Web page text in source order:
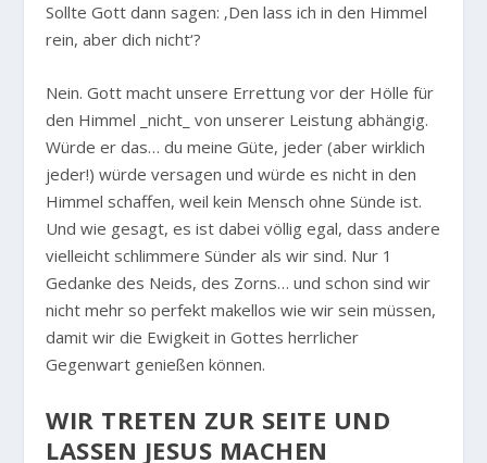
Sollte Gott dann sagen: ‚Den lass ich in den Himmel
rein, aber dich nicht‘?
Nein. Gott macht unsere Errettung vor der Hölle für
den Himmel _nicht_ von unserer Leistung abhängig.
Würde er das… du meine Güte, jeder (aber wirklich
jeder!) würde versagen und würde es nicht in den
Himmel schaffen, weil kein Mensch ohne Sünde ist.
Und wie gesagt, es ist dabei völlig egal, dass andere
vielleicht schlimmere Sünder als wir sind. Nur 1
Gedanke des Neids, des Zorns… und schon sind wir
nicht mehr so perfekt makellos wie wir sein müssen,
damit wir die Ewigkeit in Gottes herrlicher
Gegenwart genießen können.
WIR TRETEN ZUR SEITE UND
LASSEN JESUS MACHEN